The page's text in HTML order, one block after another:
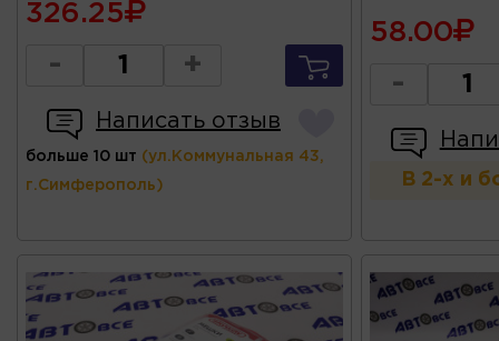
326.25
- +
Написать отзыв
больше 10 шт (ул.Коммунальная 43,
г.Симферополь)
58.00
-
В 2-х и